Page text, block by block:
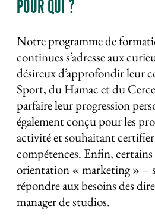
POUR QUI ?
Notre programme de
continues s’adresse aux
désireux d’approfondir leur
Sport, du Hamac et du
parfaire leur progression
également conçu pour les
activité et souhaitant
compétences. Enfin,
orientation « marketing » –
répondre aux besoins des
manager de studios.